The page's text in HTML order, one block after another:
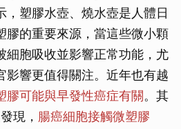
，塑膠水壺、燒水壺是人體日
膠的重要來源，當這些微小顆
細胞吸收並影響正常功能，尤
影響更值得關注。近年也有越
膠可能與早發性癌症有關。其
現， 腸癌細胞接觸微塑膠